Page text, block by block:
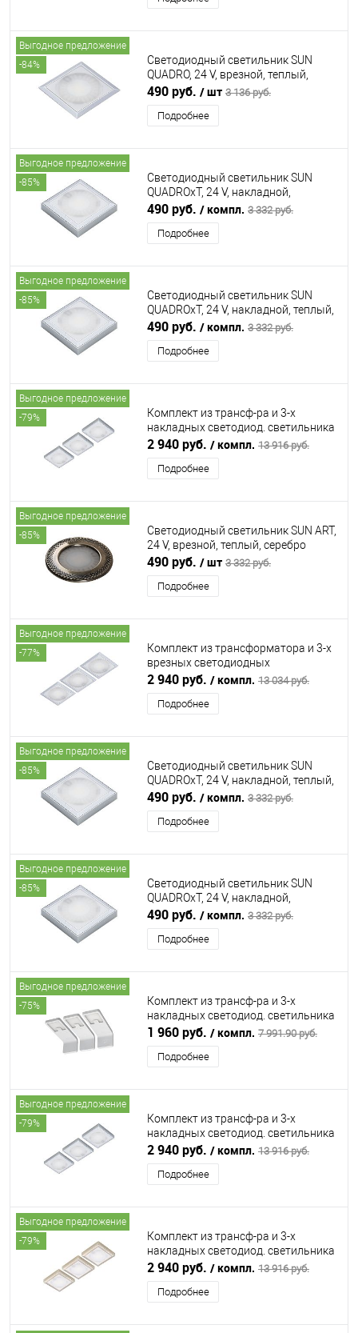
Выгодное предложение
-84%
Светодиодный светильник SUN
QUADRO, 24 V, врезной, теплый,
алюминий FORMA E FUNZIONE
(ФОРМА Э ФУНЦИОНЕ)
490 руб. / шт 3 136 руб.
Подробнее
Выгодное предложение
-85%
Светодиодный светильник SUN
QUADROxT, 24 V, накладной,
дневной, алюминий FORMA E
FUNZIONE (ФОРМА Э ФУНЦИОНЕ)
490 руб. / компл. 3 332 руб.
Подробнее
Выгодное предложение
-85%
Светодиодный светильник SUN
QUADROxT, 24 V, накладной, теплый,
сталь FORMA E FUNZIONE (ФОРМА Э
ФУНЦИОНЕ)
490 руб. / компл. 3 332 руб.
Подробнее
Выгодное предложение
-79%
Комплект из трансф-ра и 3-х
накладных светодиод. светильника
SUN QUADROxT, 24V, теплый,
алюминий FORMA E FUNZIONE
(ФОРМА Э ФУНЦИОНЕ)
2 940 руб. / компл. 13 916 руб.
Подробнее
Выгодное предложение
-85%
Светодиодный светильник SUN ART,
24 V, врезной, теплый, серебро
FORMA E FUNZIONE (ФОРМА Э
ФУНЦИОНЕ)
490 руб. / шт 3 332 руб.
Подробнее
Выгодное предложение
-77%
Комплект из трансформатора и 3-х
врезных светодиодных
светильника SUN QUADRO, 24V,
теплый, алюминий FORMA E
FUNZIONE (ФОРМА Э ФУНЦИОНЕ)
2 940 руб. / компл. 13 034 руб.
Подробнее
Выгодное предложение
-85%
Светодиодный светильник SUN
QUADROxT, 24 V, накладной, теплый,
алюминий FORMA E FUNZIONE
(ФОРМА Э ФУНЦИОНЕ)
490 руб. / компл. 3 332 руб.
Подробнее
Выгодное предложение
-85%
Светодиодный светильник SUN
QUADROxT, 24 V, накладной,
дневной, сталь FORMA E FUNZIONE
(ФОРМА Э ФУНЦИОНЕ)
490 руб. / компл. 3 332 руб.
Подробнее
Выгодное предложение
-75%
Комплект из трансф-ра и 3-х
накладных светодиод. светильника
LEDA с выключ-ем, дневной, белый
FURNIKA (ФУРНИКА)
1 960 руб. / компл. 7 991.90 руб.
Подробнее
Выгодное предложение
-79%
Комплект из трансф-ра и 3-х
накладных светодиод. светильника
SUN QUADROxT, 24V, дневной,
алюминий FORMA E FUNZIONE
(ФОРМА Э ФУНЦИОНЕ)
2 940 руб. / компл. 13 916 руб.
Подробнее
Выгодное предложение
-79%
Комплект из трансф-ра и 3-х
накладных светодиод. светильника
SUN QUADROxT, 24V, дневной, сталь
FORMA E FUNZIONE (ФОРМА Э
ФУНЦИОНЕ)
2 940 руб. / компл. 13 916 руб.
Подробнее